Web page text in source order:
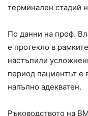
терминален стадий
По данни на проф.
е протекло в
настъпили
период пациентът е
напълно адекватен.
Ръководството на